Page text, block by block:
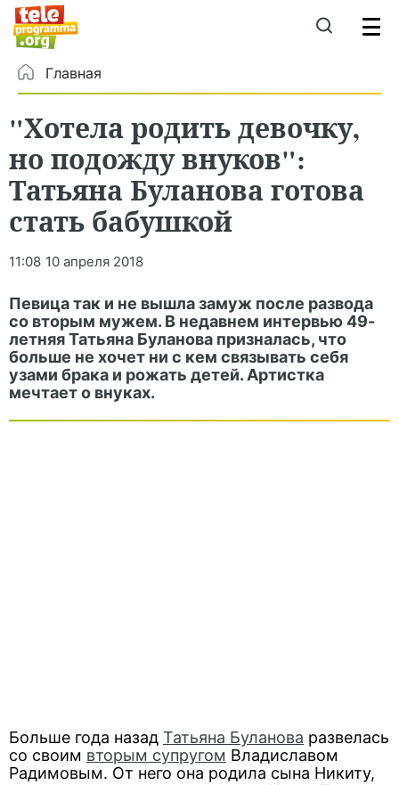
Главная
"Хотела родить девочку,
но подожду внуков":
Татьяна Буланова готова
стать бабушкой
11:08 10 апреля 2018
Певица так и не вышла замуж после развода
со вторым мужем. В недавнем интервью 49-
летняя Татьяна Буланова призналась, что
больше не хочет ни с кем связывать себя
узами брака и рожать детей. Артистка
мечтает о внуках.
Больше года назад Татьяна Буланова развелась
со своим вторым супругом Владиславом
Радимовым. От него она родила сына Никиту,